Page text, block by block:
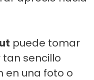
puede tomar
tan sencillo
en una foto o